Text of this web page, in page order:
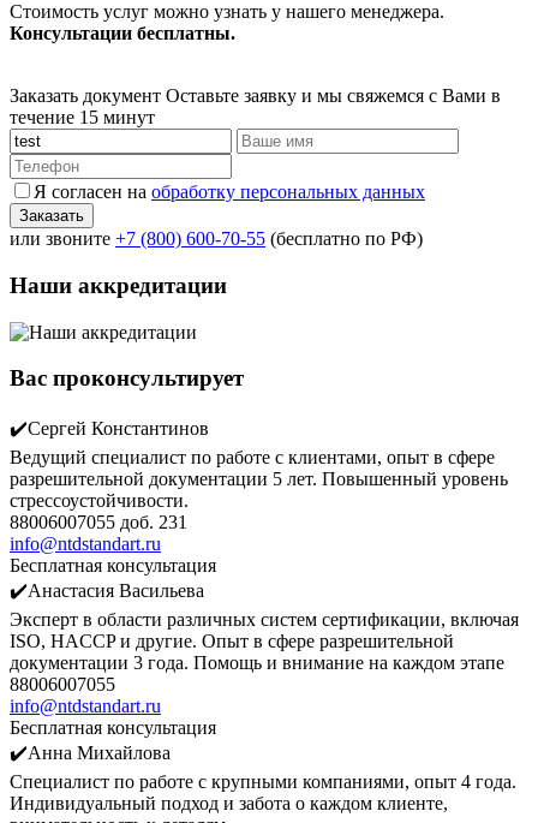
Стоимость услуг можно узнать у нашего менеджера.
Консультации бесплатны.
Заказать документ Оставьте заявку и мы свяжемся с Вами в
течение 15 минут
Я согласен на обработку персональных данных
или звоните +7 (800) 600-70-55 (бесплатно по РФ)
Наши аккредитации
Вас проконсультирует
✔️Сергей Константинов
Ведущий специалист по работе с клиентами, опыт в сфере
разрешительной документации 5 лет. Повышенный уровень
стрессоустойчивости.
88006007055 доб. 231
info@ntdstandart.ru
Бесплатная консультация
✔️Анастасия Васильева
Эксперт в области различных систем сертификации, включая
ISO, HACCP и другие. Опыт в сфере разрешительной
документации 3 года. Помощь и внимание на каждом этапе
88006007055
info@ntdstandart.ru
Бесплатная консультация
✔️Анна Михайлова
Специалист по работе с крупными компаниями, опыт 4 года.
Индивидуальный подход и забота о каждом клиенте,